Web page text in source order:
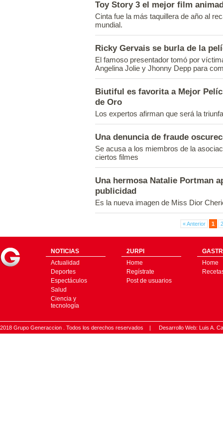
Toy Story 3 el mejor film
Cinta fue la más taquillera de año al
mundial.
Ricky Gervais se burla de la
El famoso presentador tomó por
Angelina Jolie y Jhonny Depp para
Biutiful es favorita a Mejor
de Oro
Los expertos afirman que será la
Una denuncia de fraude
Se acusa a los miembros de la
ciertos filmes
Una hermosa Natalie Portman
publicidad
Es la nueva imagen de Miss Dior
« Anterior 1 2
NOTICIAS
Actualidad
Deportes
Espectáculos
Salud
Ciencia y
tecnología
2URPI
Home
Regístrate
Post de usuarios
Home
2018 Grupo Generaccion . Todos los derechos reservados | Desarrollo Web: Luis